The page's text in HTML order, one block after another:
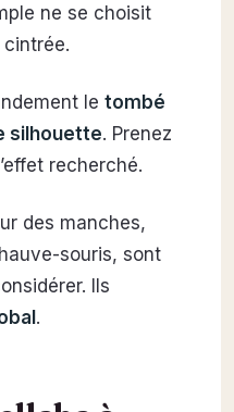
ne se choisit
le tombé
silhouette. Prenez
recherché.
des manches,
souris, sont
Ils
.